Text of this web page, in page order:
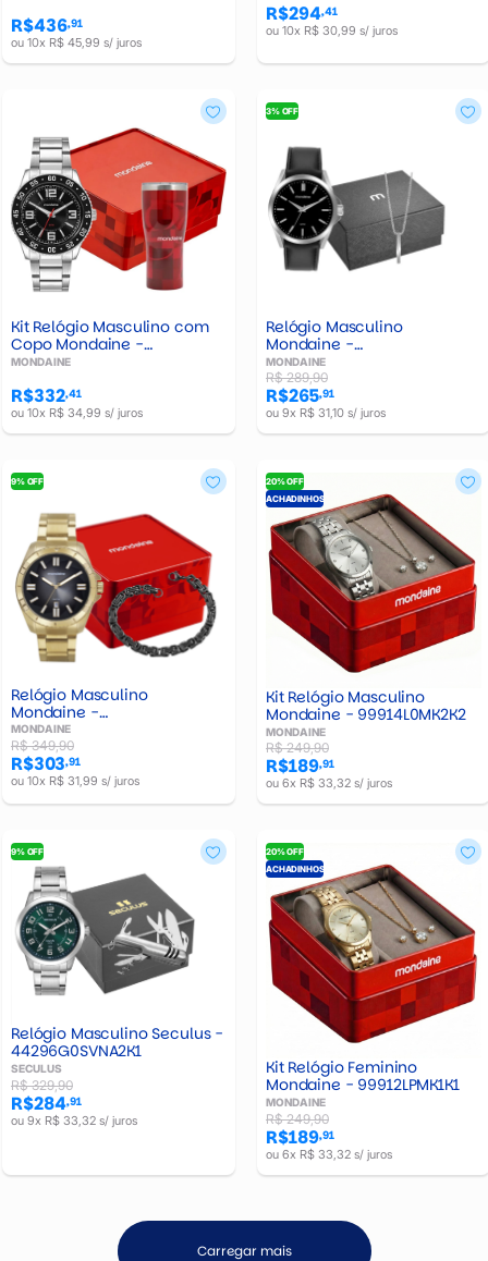
R$436,91
ou 10x R$ 45,99 s/ juros
R$294,41
ou 10x R$ 30,99 s/ juros
Kit Relógio Masculino com
Copo Mondaine -
33035G0MK2K1
MONDAINE
R$332,41
ou 10x R$ 34,99 s/ juros
3% OFF
Relógio Masculino
Mondaine -
99739G0MVNH3K1
MONDAINE
R$ 289,90
R$265,91
ou 9x R$ 31,10 s/ juros
9% OFF
Relógio Masculino
Mondaine -
99786GPMVPI2K2
MONDAINE
R$ 349,90
R$303,91
ou 10x R$ 31,99 s/ juros
20% OFF
ACHADINHOS
Kit Relógio Masculino
Mondaine - 99914L0MK2K2
MONDAINE
R$ 249,90
R$189,91
ou 6x R$ 33,32 s/ juros
9% OFF
Relógio Masculino Seculus -
44296G0SVNA2K1
SECULUS
R$ 329,90
R$284,91
ou 9x R$ 33,32 s/ juros
20% OFF
ACHADINHOS
Kit Relógio Feminino
Mondaine - 99912LPMK1K1
MONDAINE
R$ 249,90
R$189,91
ou 6x R$ 33,32 s/ juros
Carregar mais